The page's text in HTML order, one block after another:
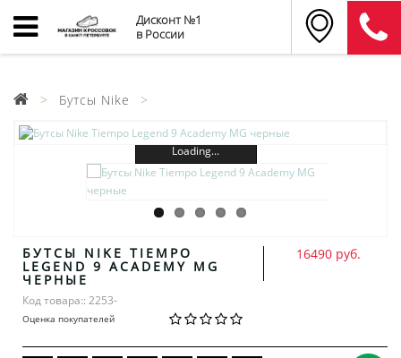
Дисконт №1
в России
Бутсы Nike
Loading...
БУТСЫ NIKE TIEMPO
LEGEND 9 ACADEMY MG
ЧЕРНЫЕ
Код товара:: 2253-
Оценка покупателей
16490 руб.